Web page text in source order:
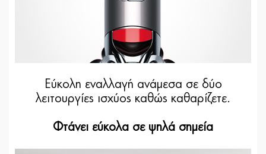
Εύκολη εναλλαγή ανάμεσα σε δύο
λειτουργίες ισχύος καθώς καθαρίζετε.
Φτάνει εύκολα σε ψηλά σημεία